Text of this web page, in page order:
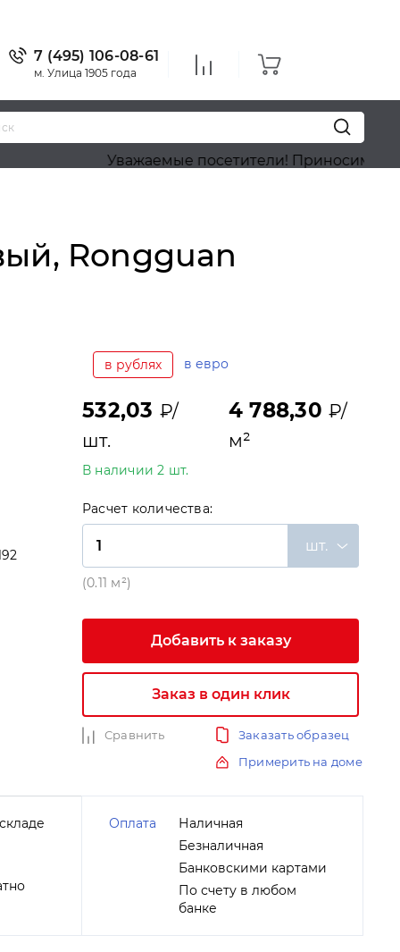
7 (495) 106-08-61
м. Улица 1905 года
Уважаемые посетители! Приносим наши
Rongguan
в рублях в евро
532,03 ₽/
шт.
4 788,30₽/
м²
В наличии 2 шт.
Расчет количества:
шт.
(0.11 м²)
Добавить к заказу
Заказ в один клик
Сравнить
Заказать образец
Примерить на доме
Оплата
Наличная
Безналичная
Банковскими картами
По счету в любом
банке